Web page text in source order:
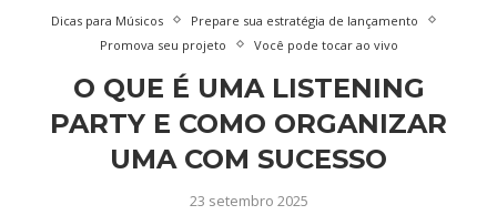
Dicas para Músicos
Prepare sua estratégia de lançamento
Promova seu projeto
Você pode tocar ao vivo
O QUE É UMA LISTENING
PARTY E COMO ORGANIZAR
UMA COM SUCESSO
23 setembro 2025